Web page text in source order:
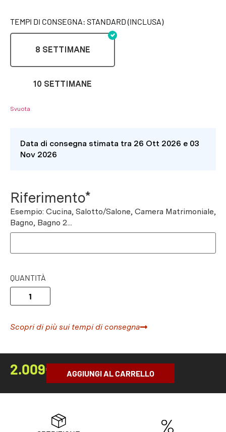
TEMPI DI CONSEGNA: STANDARD (INCLUSA)
8 SETTIMANE
10 SETTIMANE
Svuota
Data di consegna stimata tra 26 Ott 2026 e 03
Nov 2026
Riferimento*
Esempio: Cucina, Salotto/Salone, Camera Matrimoniale,
Bagno, Bagno 2...
QUANTITÀ
Scopri di più sui tempi di consegna
2.009€ AGGIUNGI AL CARRELLO